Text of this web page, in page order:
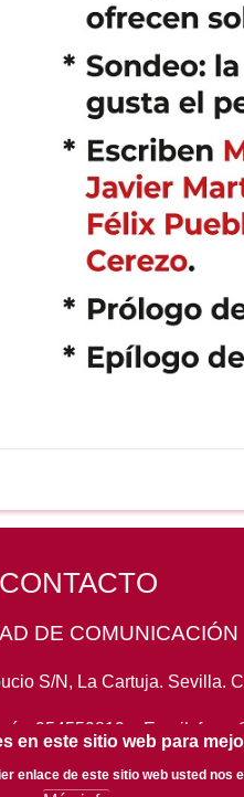
CONTACTO
DE COMUNICACIÓN
S/N, La Cartuja. Sevilla.
954559819 - Email:
en este sitio web para
enlace de este sitio web usted nos